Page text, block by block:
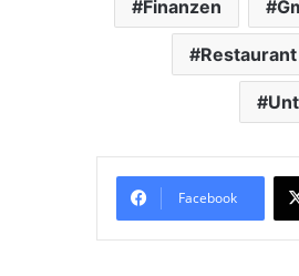
Finanzen
Restaurant
Facebook